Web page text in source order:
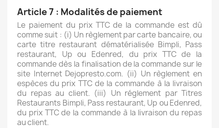
Article 7 : Modalités de paiement
Le paiement du prix TTC de la commande est dû
comme suit : (i) Un règlement par carte bancaire, ou
carte titre restaurant dématérialisée Bimpli, Pass
restaurant, Up ou Edenred, du prix TTC de la
commande dès la finalisation de la commande sur le
site Internet Dejopresto.com. (ii) Un règlement en
espèces du prix TTC de la commande à la livraison
du repas au client. (iii) Un réglement par Titres
Restaurants Bimpli, Pass restaurant, Up ou Edenred,
du prix TTC de la commande à la livraison du repas
au client.